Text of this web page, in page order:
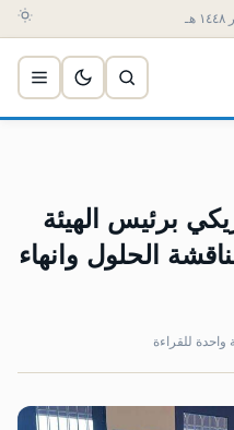
برئيس الهيئة
الحلول وانهاء
واحدة للقراءة